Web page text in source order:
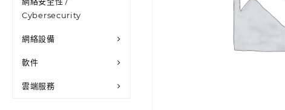
Cybersecurity
網絡設備
軟件
雲端服務